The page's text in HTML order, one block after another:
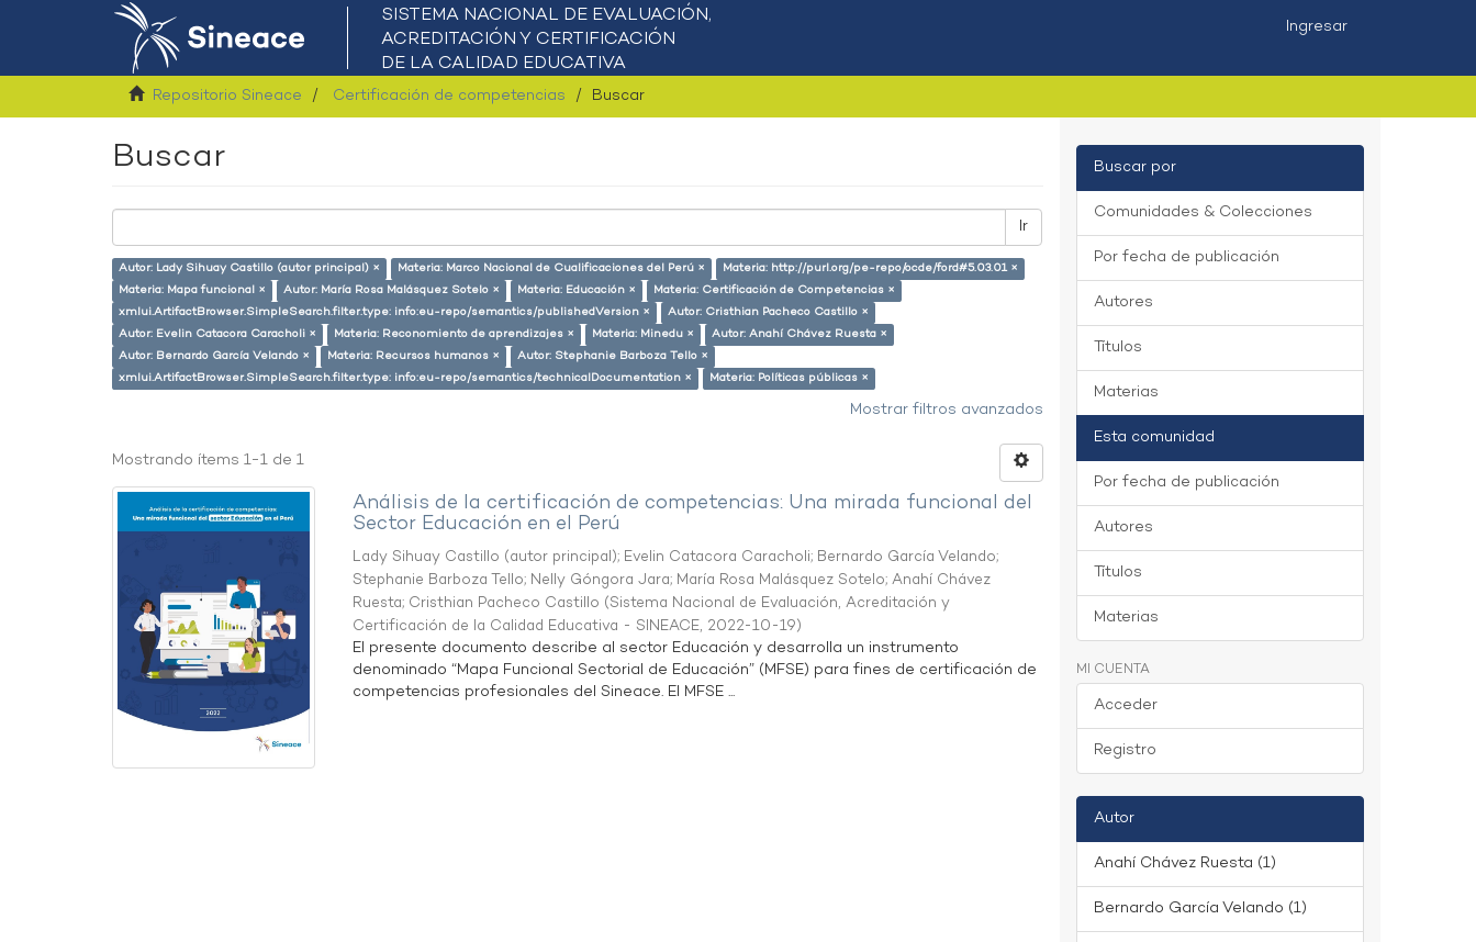
Ingresar
Repositorio Sineace Certificación de competencias Buscar
Buscar
Ir
Autor: Lady Sihuay Castillo (autor principal) × Materia: Marco Nacional de Cualificaciones del Perú ×
Materia: http://purl.org/pe-repo/ocde/ford#5.03.01 ×
Materia: Mapa funcional ×
Autor: María Rosa Malásquez Sotelo × Materia: Educación ×
Materia: Certificación de Competencias ×
xmlui.ArtifactBrowser.SimpleSearch.filter.type: info:eu-repo/semantics/publishedVersion ×
Autor: Cristhian Pacheco Castillo ×
Autor: Evelin Catacora Caracholi ×
Materia: Reconomiento de aprendizajes × Materia: Minedu ×
Autor: Anahí Chávez Ruesta ×
Autor: Bernardo García Velando ×
Materia: Recursos humanos ×
Autor: Stephanie Barboza Tello ×
xmlui.ArtifactBrowser.SimpleSearch.filter.type: info:eu-repo/semantics/technicalDocumentation ×
Materia: Políticas públicas ×
Mostrar filtros avanzados
Mostrando ítems 1-1 de 1
Análisis de la certificación de competencias: Una mirada funcional del
Sector Educación en el Perú
Lady Sihuay Castillo (autor principal); Evelin Catacora Caracholi; Bernardo García Velando;
Stephanie Barboza Tello; Nelly Góngora Jara; María Rosa Malásquez Sotelo;Anahí Chávez
Ruesta; Cristhian Pacheco Castillo (Sistema Nacional de Evaluación, Acreditación y
Certificación de la Calidad Educativa - SINEACE, 2022-10-19)
El presente documento describe al sector Educación y desarrolla un instrumento
denominado “Mapa Funcional Sectorial de Educación” (MFSE) para fines de certificación de
competencias profesionales del Sineace. El MFSE ...
Buscar por
Comunidades & Colecciones
Por fecha de publicación
Autores
Títulos
Materias
Esta comunidad
Por fecha de publicación
Autores
Títulos
Materias
MI CUENTA
Acceder
Registro
Autor
Anahí Chávez Ruesta (1)
Bernardo García Velando (1)